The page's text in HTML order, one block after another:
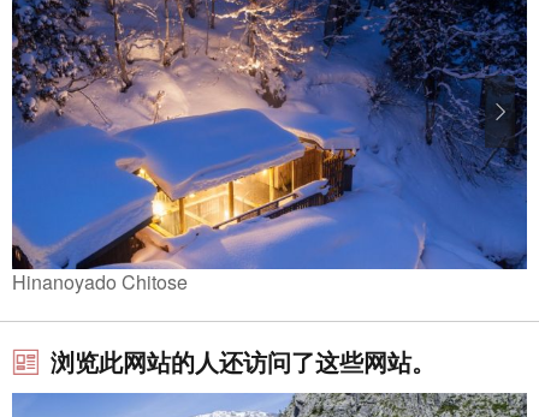
Hinanoyado Chitose
浏览此网站的人还访问了这些网站。